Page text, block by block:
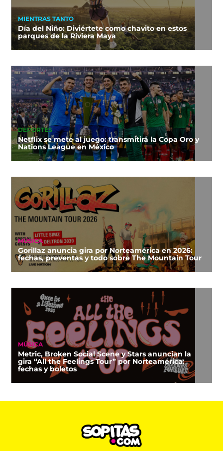
MIENTRAS TANTO
Día del Niño: Diviértete como chavito en estos
parques de la Riviera Maya
DEPORTES
Netflix se mete al juego: transmitirá la Copa Oro y
Nations League en México
MÚSICA
Gorillaz anuncia gira por Norteamérica en 2026:
fechas, preventas y todo sobre The Mountain Tour
MÚSICA
Metric, Broken Social Scene y Stars anuncian la
gira “All the Feelings Tour” por Norteamérica:
fechas y boletos